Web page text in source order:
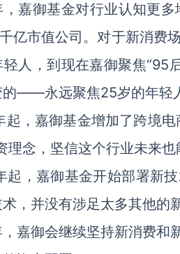
嘉御基金对行业认知更
亿市值公司。对于新消费
人，到现在嘉御聚焦“95
的——永远聚焦25岁的年轻
起，嘉御基金增加了跨境
理念，坚信这个行业未来
起，嘉御基金开始部署新
，并没有涉足太多其他的
嘉御会继续坚持新消费和